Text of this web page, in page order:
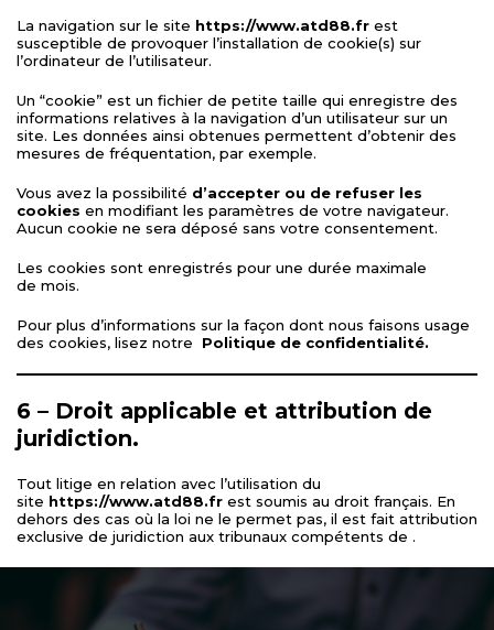
La navigation sur le site https://www.atd88.fr est
susceptible de provoquer l’installation de cookie(s) sur
l’ordinateur de l’utilisateur.
Un “cookie” est un fichier de petite taille qui enregistre des
informations relatives à la navigation d’un utilisateur sur un
site. Les données ainsi obtenues permettent d’obtenir des
mesures de fréquentation, par exemple.
Vous avez la possibilité d’accepter ou de refuser les
cookies en modifiant les paramètres de votre navigateur.
Aucun cookie ne sera déposé sans votre consentement.
Les cookies sont enregistrés pour une durée maximale
de mois.
Pour plus d’informations sur la façon dont nous faisons usage
des cookies, lisez notre
Politique de confidentialité.
6 – Droit applicable et attribution de
juridiction.
Tout litige en relation avec l’utilisation du
site https://www.atd88.fr est soumis au droit français. En
dehors des cas où la loi ne le permet pas, il est fait attribution
exclusive de juridiction aux tribunaux compétents de .